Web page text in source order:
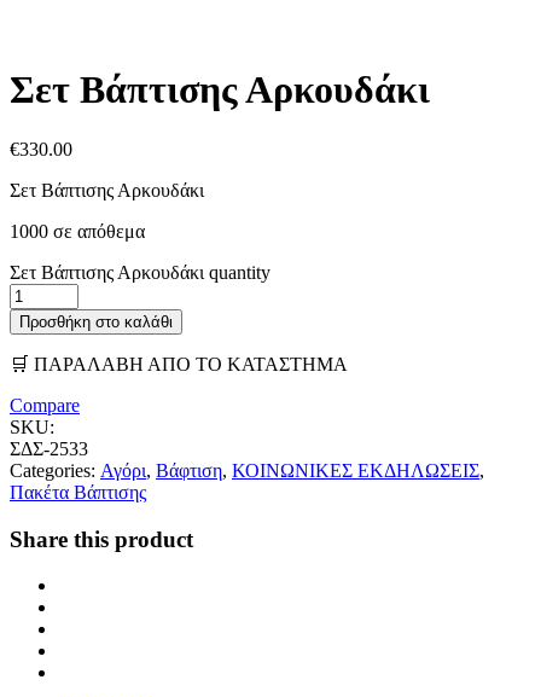
Σετ Βάπτισης Αρκουδάκι
€330.00
Σετ Βάπτισης Αρκουδάκι
1000 σε απόθεμα
Σετ Βάπτισης Αρκουδάκι quantity
Προσθήκη στο καλάθι
🛒 ΠΑΡΑΛΑΒΗ ΑΠΟ ΤΟ ΚΑΤΑΣΤΗΜΑ
Compare
SKU:
ΣΔΣ-2533
Categories: Αγόρι, Βάφτιση, ΚΟΙΝΩΝΙΚΕΣ ΕΚΔΗΛΩΣΕΙΣ,
Πακέτα Βάπτισης
Share this product